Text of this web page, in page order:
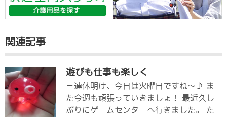
関連記事
遊びも仕事も楽しく
三連休明け、今日は火曜日ですね～♪ ま
た今週も頑張っていきましょ！ 最近久し
ぶりにゲームセンターへ行きました。 た